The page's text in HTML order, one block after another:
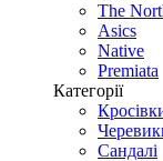
The
Asics
Native
Premiata
Категорії
Сандалі